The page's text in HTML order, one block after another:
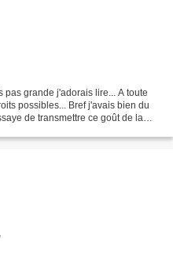
pas grande j'adorais lire... A toute
possibles... Bref j'avais bien du
de transmettre ce goût de la